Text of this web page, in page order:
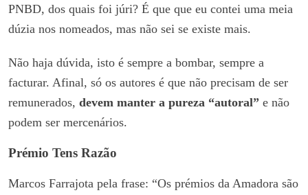
PNBD, dos quais foi júri? É que que eu contei uma meia
dúzia nos nomeados, mas não sei se existe mais.
Não haja dúvida, isto é sempre a bombar, sempre a
facturar. Afinal, só os autores é que não precisam de ser
remunerados, devem manter a pureza “autoral” e não
podem ser mercenários.
Prémio Tens Razão
Marcos Farrajota pela frase: “Os prémios da Amadora são